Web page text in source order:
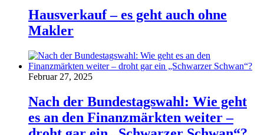
Hausverkauf – es geht auch ohne
Makler
Februar 27, 2025
Nach der Bundestagswahl: Wie geht
es an den Finanzmärkten weiter –